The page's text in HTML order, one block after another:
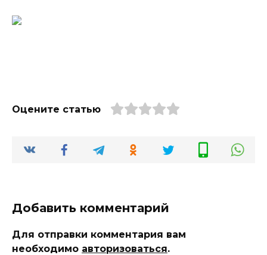
Оцените статью
Добавить комментарий
Для отправки комментария вам
необходимо авторизоваться.